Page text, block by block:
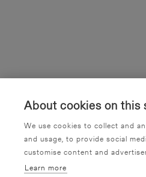
About cookies on this
We use cookies to collect and
and usage, to provide social
customise content and
Learn more